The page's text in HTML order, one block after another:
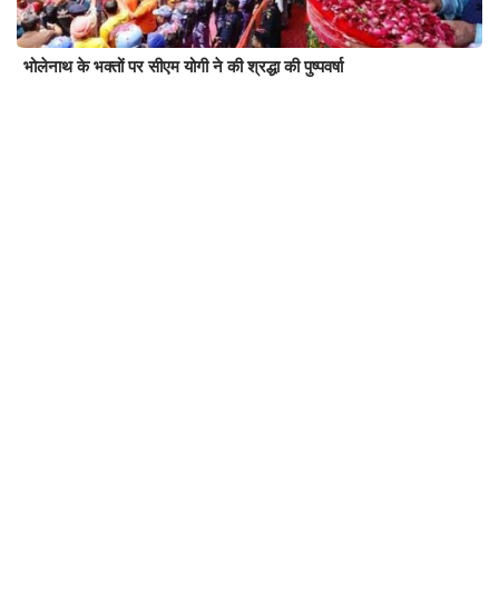
भोलेनाथ के भक्तों पर सीएम योगी ने की श्रद्धा की पुष्पवर्षा